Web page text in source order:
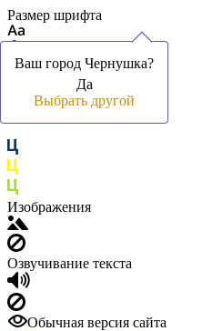
Размер шрифта
Цвет фона и шрифта
Изображения
Озвучивание текста
Обычная версия сайта
Ваш город Чернушка?
Да
Выбрать другой
Ваш город Чернушка?
Да
Выбрать другой